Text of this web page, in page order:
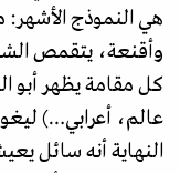
هي النموذج
وأقنعة، يتقمص
كل مقامة يظهر أبو
عالم، أعرابي…)
النهاية أنه سائل